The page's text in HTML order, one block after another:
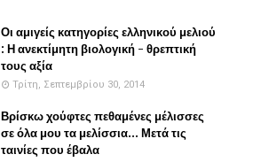
Οι αμιγείς κατηγορίες ελληνικού μελιού
: Η ανεκτίμητη βιολογική - θρεπτική
τους αξία
Τρίτη, Σεπτεμβρίου 30, 2014
Βρίσκω χούφτες πεθαμένες μέλισσες
σε όλα μου τα μελίσσια... Μετά τις
ταινίες που έβαλα